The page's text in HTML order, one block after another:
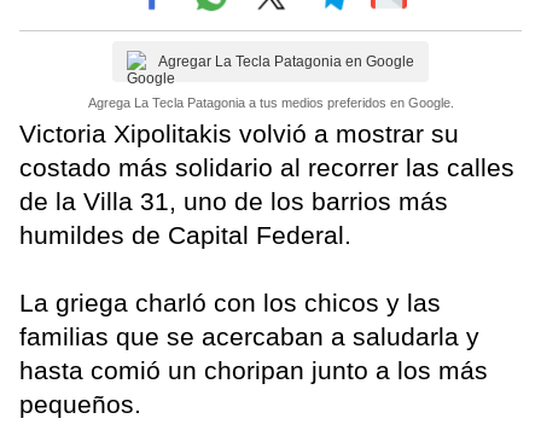
Agregar La Tecla Patagonia en Google
Agrega La Tecla Patagonia a tus medios preferidos en Google.
Victoria Xipolitakis volvió a mostrar su
costado más solidario al recorrer las calles
de la Villa 31, uno de los barrios más
humildes de Capital Federal.
La griega charló con los chicos y las
familias que se acercaban a saludarla y
hasta comió un choripan junto a los más
pequeños.